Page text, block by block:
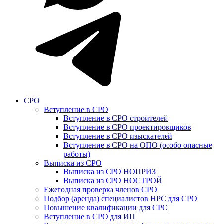
СРО
Вступление в СРО
Вступление в СРО строителей
Вступление в СРО проектировщиков
Вступление в СРО изыскателей
Вступление в СРО на ОПО (особо опасные
работы)
Выписка из СРО
Выписка из СРО НОПРИЗ
Выписка из СРО НОСТРОЙ
Ежегодная проверка членов СРО
Подбор (аренда) специалистов НРС для СРО
Повышение квалификации для СРО
Вступление в СРО для ИП